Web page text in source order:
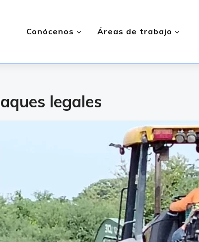
Conócenos Áreas de trabajo
legales